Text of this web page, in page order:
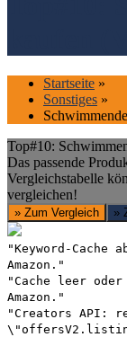
Startseite »
Sonstiges »
Top#10:
Das passende
Vergleichstabelle
vergleichen!
» Zum Vergleich »
"Keyword-Cache
Amazon."
"Cache leer
Amazon."
"Creators API: